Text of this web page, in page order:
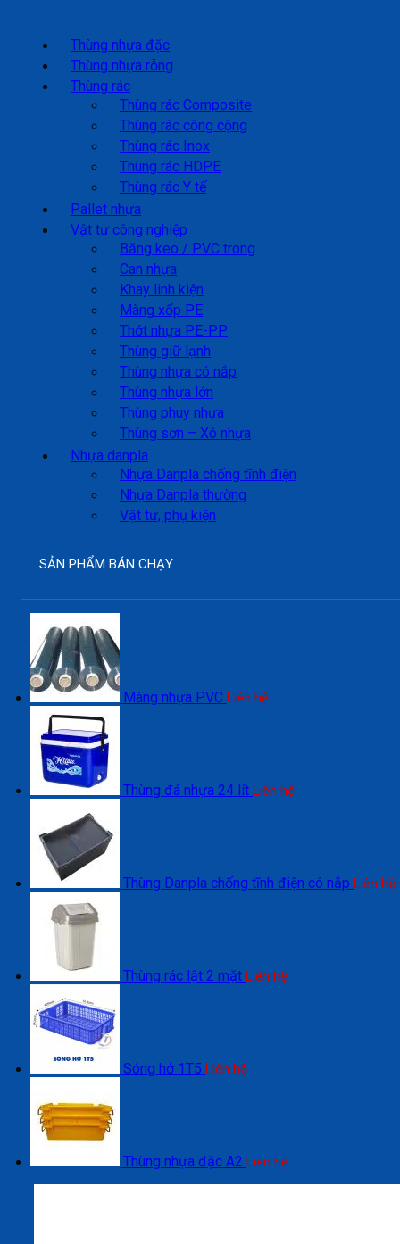
Thùng nhựa đặc
Thùng nhựa rỗng
Thùng rác
Thùng rác Composite
Thùng rác công cộng
Thùng rác Inox
Thùng rác HDPE
Thùng rác Y tế
Pallet nhựa
Vật tư công nghiệp
Băng keo / PVC trong
Can nhựa
Khay linh kiện
Màng xốp PE
Thớt nhựa PE-PP
Thùng giữ lạnh
Thùng nhựa có nắp
Thùng nhựa lớn
Thùng phuy nhựa
Thùng sơn – Xô nhựa
Nhựa danpla
Nhựa Danpla chống tĩnh điện
Nhựa Danpla thường
Vật tư, phụ kiện
SẢN PHẨM BÁN CHẠY
Màng nhựa PVC Liên hệ
Thùng đá nhựa 24 lít Liên hệ
Thùng Danpla chống tĩnh điện có nắp Liên hệ
Thùng rác lật 2 mặt Liên hệ
Sóng hở 1T5 Liên hệ
Thùng nhựa đặc A2 Liên hệ